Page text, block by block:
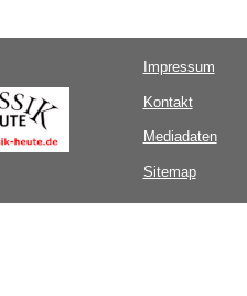
Impressum
Kontakt
Mediadaten
Sitemap